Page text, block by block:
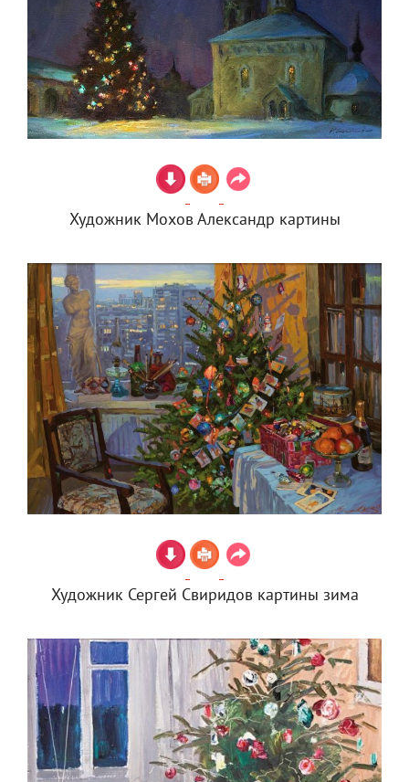
Художник Мохов Александр картины
Художник Сергей Свиридов картины зима